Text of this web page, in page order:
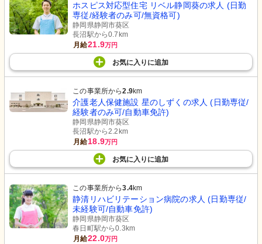
ホスピス対応型住宅 リベル静岡葵の求人 (日勤
専従/経験者のみ可/無資格可)
静岡県静岡市葵区
長沼駅から0.7km
月給21.9万円
お気に入り に追加
この事業所から2.9km
介護老人保健施設 星のしずくの求人 (日勤専従/
経験者のみ可/自動車免許)
静岡県静岡市葵区
長沼駅から2.2km
月給18.9万円
お気に入り に追加
この事業所から3.4km
静清リハビリテーション病院の求人 (日勤専従/
未経験可/自動車免許)
静岡県静岡市葵区
春日町駅から0.3km
月給22.0万円